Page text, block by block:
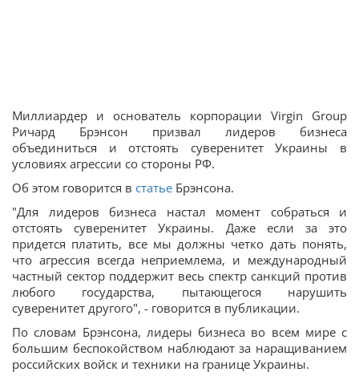
Миллиардер и основатель корпорации Virgin Group
Ричард Брэнсон призвал лидеров бизнеса
объединиться и отстоять суверенитет Украины в
условиях агрессии со стороны РФ.
Об этом говорится в статье Брэнсона.
"Для лидеров бизнеса настал момент собраться и
отстоять суверенитет Украины. Даже если за это
придется платить, все мы должны четко дать понять,
что агрессия всегда неприемлема, и международный
частный сектор поддержит весь спектр санкций против
любого государства, пытающегося нарушить
суверенитет другого", - говорится в публикации.
По словам Брэнсона, лидеры бизнеса во всем мире с
большим беспокойством наблюдают за наращиванием
российских войск и техники на границе Украины.